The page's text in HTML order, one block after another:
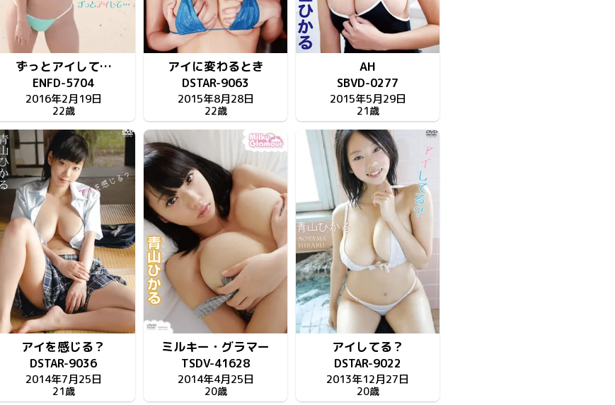
ずっとアイして…
ENFD-5704
2016年2月19日
22歳
アイに変わるとき
DSTAR-9063
2015年8月28日
22歳
AH
SBVD-0277
2015年5月29日
21歳
アイを感じる？
DSTAR-9036
2014年7月25日
21歳
ミルキー・グラマー
TSDV-41628
2014年4月25日
20歳
アイしてる？
DSTAR-9022
2013年12月27日
20歳